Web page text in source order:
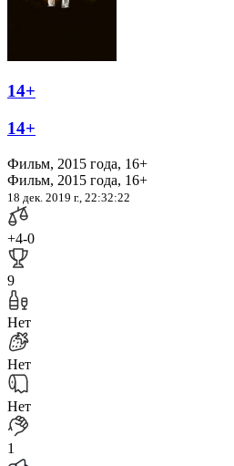
14+
14+
Фильм, 2015 года, 16+
Фильм, 2015 года, 16+
18 дек. 2019 г., 22:32:22
+4-0
9
Нет
Нет
Нет
1